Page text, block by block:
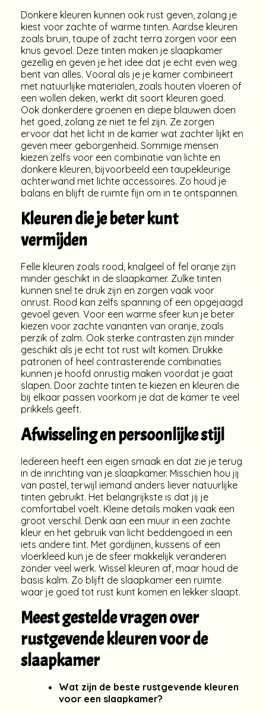
Donkere kleuren kunnen ook rust geven, zolang je
kiest voor zachte of warme tinten. Aardse kleuren
zoals bruin, taupe of zacht terra zorgen voor een
knus gevoel. Deze tinten maken je slaapkamer
gezellig en geven je het idee dat je echt even weg
bent van alles. Vooral als je je kamer combineert
met natuurlijke materialen, zoals houten vloeren of
een wollen deken, werkt dit soort kleuren goed.
Ook donkerdere groenen en diepe blauwen doen
het goed, zolang ze niet te fel zijn. Ze zorgen
ervoor dat het licht in de kamer wat zachter lijkt en
geven meer geborgenheid. Sommige mensen
kiezen zelfs voor een combinatie van lichte en
donkere kleuren, bijvoorbeeld een taupekleurige
achterwand met lichte accessoires. Zo houd je
balans en blijft de ruimte fijn om in te ontspannen.
Kleuren die je beter kunt
vermijden
Felle kleuren zoals rood, knalgeel of fel oranje zijn
minder geschikt in de slaapkamer. Zulke tinten
kunnen snel te druk zijn en zorgen vaak voor
onrust. Rood kan zelfs spanning of een opgejaagd
gevoel geven. Voor een warme sfeer kun je beter
kiezen voor zachte varianten van oranje, zoals
perzik of zalm. Ook sterke contrasten zijn minder
geschikt als je echt tot rust wilt komen. Drukke
patronen of heel contrasterende combinaties
kunnen je hoofd onrustig maken voordat je gaat
slapen. Door zachte tinten te kiezen en kleuren die
bij elkaar passen voorkom je dat de kamer te veel
prikkels geeft.
Afwisseling en persoonlijke stijl
Iedereen heeft een eigen smaak en dat zie je terug
in de inrichting van je slaapkamer. Misschien hou jij
van pastel, terwijl iemand anders liever natuurlijke
tinten gebruikt. Het belangrijkste is dat jij je
comfortabel voelt. Kleine details maken vaak een
groot verschil. Denk aan een muur in een zachte
kleur en het gebruik van licht beddengoed in een
iets andere tint. Met gordijnen, kussens of een
vloerkleed kun je de sfeer makkelijk veranderen
zonder veel werk. Wissel kleuren af, maar houd de
basis kalm. Zo blijft de slaapkamer een ruimte
waar je goed tot rust kunt komen en lekker slaapt.
Meest gestelde vragen over
rustgevende kleuren voor de
slaapkamer
Wat zijn de beste rustgevende kleuren
voor een slaapkamer?